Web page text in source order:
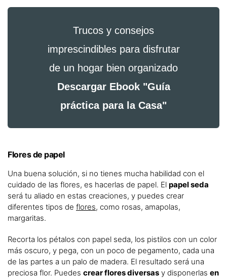
Trucos y consejos
imprescindibles para disfrutar
de un hogar bien organizado
Descargar Ebook "Guía
práctica para la Casa"
Flores de papel
Una buena solución, si no tienes mucha habilidad con el
cuidado de las flores, es hacerlas de papel. El papel seda
será tu aliado en estas creaciones, y puedes crear
diferentes tipos de flores, como rosas, amapolas,
margaritas.
Recorta los pétalos con papel seda, los pistilos con un color
más oscuro, y pega, con un poco de pegamento, cada una
de las partes a un palo de madera. El resultado será una
preciosa flor. Puedes crear flores diversas y disponerlas en